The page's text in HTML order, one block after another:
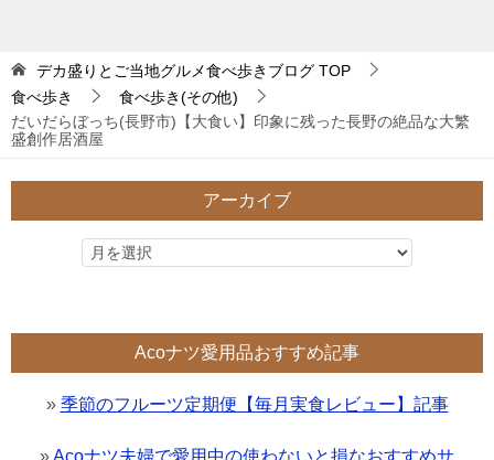
デカ盛りとご当地グルメ食べ歩きブログ TOP
食べ歩き
食べ歩き(その他)
だいだらぼっち(長野市)【大食い】印象に残った長野の絶品な大繁
盛創作居酒屋
アーカイブ
Acoナツ愛用品おすすめ記事
» 季節のフルーツ定期便【毎月実食レビュー】記事
» Acoナツ夫婦で愛用中の使わないと損なおすすめサ